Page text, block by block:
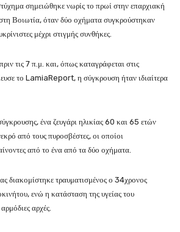
σημειώθηκε νωρίς το πρωί στην επαρχιακή
Βοιωτία, όταν δύο οχήματα συγκρούστηκαν
μέχρι στιγμής συνθήκες.
τις 7 π.μ. και, όπως καταγράφεται στις
το LamiaReport, η σύγκρουση ήταν ιδιαίτερα
ένα ζευγάρι ηλικίας 60 και 65 ετών
από τους πυροσβέστες, οι οποίοι
από το ένα από τα δύο οχήματα.
διακομίστηκε τραυματισμένος ο 34χρονος
ενώ η κατάσταση της υγείας του
αρχές.